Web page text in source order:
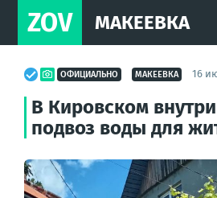
ZOV МАКЕЕВКА
ОФИЦИАЛЬНО МАКЕЕВКА 16
В Кировском
подвоз воды для